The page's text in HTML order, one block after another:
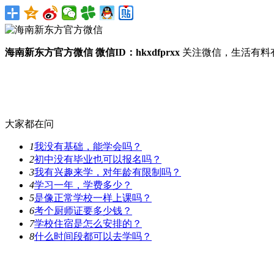
海南新东方官方微信 微信ID：hkxdfprxx 关注微信，生活有料
大家都在问
1我没有基础，能学会吗？
2初中没有毕业也可以报名吗？
3我有兴趣来学，对年龄有限制吗？
4学习一年，学费多少？
5是像正常学校一样上课吗？
6考个厨师证要多少钱？
7学校住宿是怎么安排的？
8什么时间段都可以去学吗？